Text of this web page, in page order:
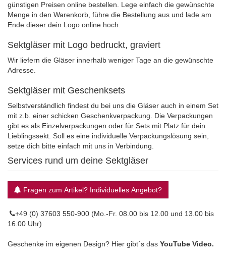
günstigen Preisen online bestellen. Lege einfach die gewünschte
Menge in den Warenkorb, führe die Bestellung aus und lade am
Ende dieser dein Logo online hoch.
Sektgläser mit Logo bedruckt, graviert
Wir liefern die Gläser innerhalb weniger Tage an die gewünschte
Adresse.
Sektgläser mit Geschenksets
Selbstverständlich findest du bei uns die Gläser auch in einem Set
mit z.b. einer schicken Geschenkverpackung. Die Verpackungen
gibt es als Einzelverpackungen oder für Sets mit Platz für dein
Lieblingssekt. Soll es eine individuelle Verpackungslösung sein,
setze dich bitte einfach mit uns in Verbindung.
Services rund um deine Sektgläser
Fragen zum Artikel? Individuelles Angebot?
+49 (0) 37603 550-900 (Mo.-Fr. 08.00 bis 12.00 und 13.00 bis
16.00 Uhr)
Geschenke im eigenen Design? Hier gibt´s das YouTube Video.